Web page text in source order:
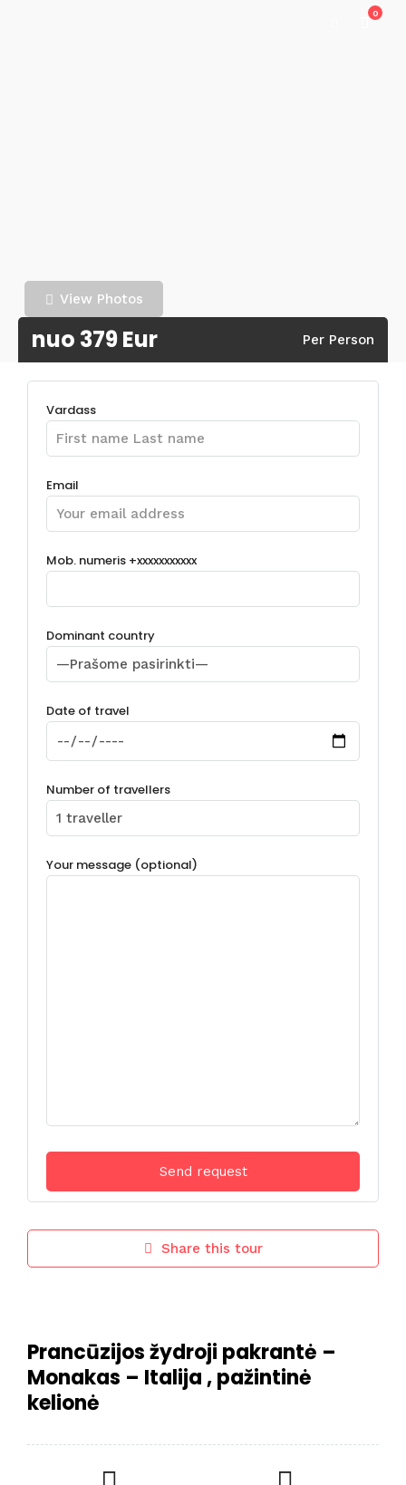
0
View Photos
nuo 379 Eur Per Person
Vardass
Email
Mob. numeris +xxxxxxxxxxx
Dominant country
Date of travel
Number of travellers
Your message (optional)
Share this tour
Prancūzijos žydroji pakrantė –
Monakas – Italija , pažintinė
kelionė